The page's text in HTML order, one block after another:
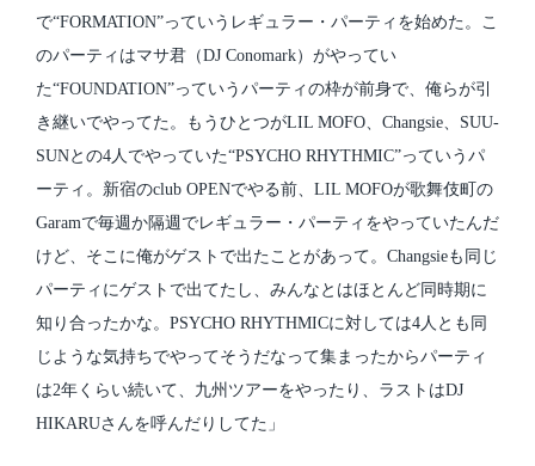
で“FORMATION”っていうレギュラー・パーティを始めた。こ
のパーティはマサ君（DJ Conomark）がやってい
た“FOUNDATION”っていうパーティの枠が前身で、俺らが引
き継いでやってた。もうひとつがLIL MOFO、Changsie、SUU-
SUNとの4人でやっていた“PSYCHO RHYTHMIC”っていうパ
ーティ。新宿のclub OPENでやる前、LIL MOFOが歌舞伎町の
Garamで毎週か隔週でレギュラー・パーティをやっていたんだ
けど、そこに俺がゲストで出たことがあって。Changsieも同じ
パーティにゲストで出てたし、みんなとはほとんど同時期に
知り合ったかな。PSYCHO RHYTHMICに対しては4人とも同
じような気持ちでやってそうだなって集まったからパーティ
は2年くらい続いて、九州ツアーをやったり、ラストはDJ
HIKARUさんを呼んだりしてた」